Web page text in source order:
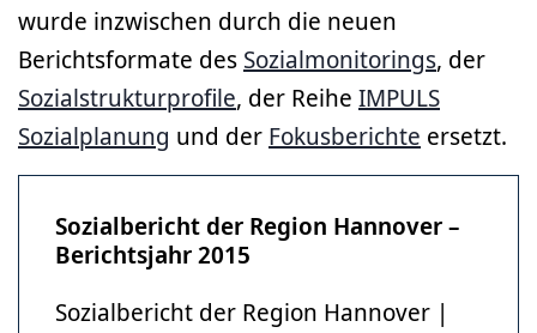
wurde inzwischen durch die neuen
Berichtsformate des Sozialmonitorings, der
Sozialstrukturprofile, der Reihe IMPULS
Sozialplanung und der Fokusberichte ersetzt.
Sozialbericht der Region Hannover –
Berichtsjahr 2015
Sozialbericht der Region Hannover |